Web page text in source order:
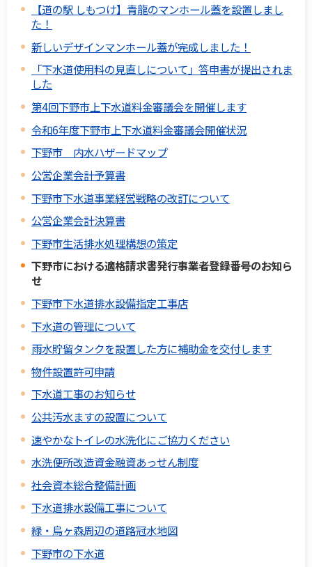
【道の駅 しもつけ】青龍のマンホール蓋を設置しまし
た！
新しいデザインマンホール蓋が完成しました！
「下水道使用料の見直しについて」答申書が提出されま
した
第4回下野市上下水道料金審議会を開催します
令和6年度下野市上下水道料金審議会開催状況
下野市 内水ハザードマップ
公営企業会計予算書
下野市下水道事業経営戦略の改訂について
公営企業会計決算書
下野市生活排水処理構想の策定
下野市における適格請求書発行事業者登録番号のお知ら
せ
下野市下水道排水設備指定工事店
下水道の管理について
雨水貯留タンクを設置した方に補助金を交付します
物件設置許可申請
下水道工事のお知らせ
公共汚水ますの設置について
速やかなトイレの水洗化にご協力ください
水洗便所改造資金融資あっせん制度
社会資本総合整備計画
下水道排水設備工事について
緑・烏ヶ森周辺の道路冠水地図
下野市の下水道